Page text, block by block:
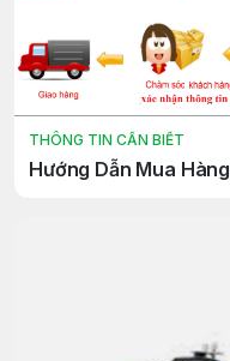
THÔNG TIN CẦN BIẾT
Hướng Dẫn Mua Hàng